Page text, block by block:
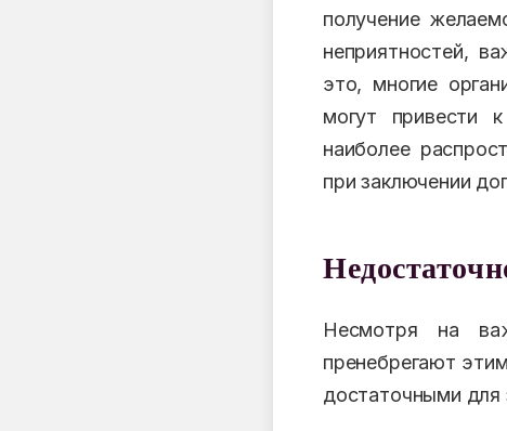
получение
неприятностей,
это, многие
могут привести
наиболее
при заключении
Несмотря на
пренебрегают
достаточными для